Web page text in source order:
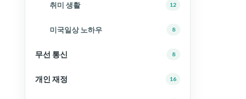
취미 생활 12
미국일상 노하우 8
무선 통신 8
개인 재정 16